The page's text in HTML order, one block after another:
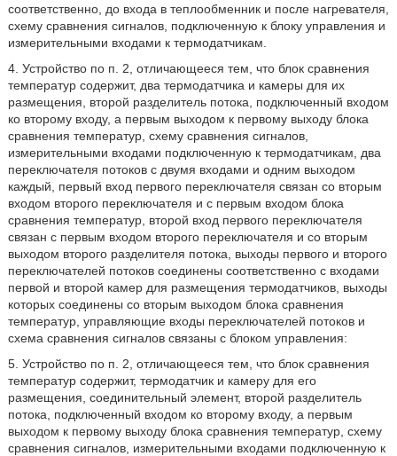
соответственно, до входа в теплообменник и после нагревателя,
схему сравнения сигналов, подключенную к блоку управления и
измерительными входами к термодатчикам.
4. Устройство по п. 2, отличающееся тем, что блок сравнения
температур содержит, два термодатчика и камеры для их
размещения, второй разделитель потока, подключенный входом
ко второму входу, а первым выходом к первому выходу блока
сравнения температур, схему сравнения сигналов,
измерительными входами подключенную к термодатчикам, два
переключателя потоков с двумя входами и одним выходом
каждый, первый вход первого переключателя связан со вторым
входом второго переключателя и с первым входом блока
сравнения температур, второй вход первого переключателя
связан с первым входом второго переключателя и со вторым
выходом второго разделителя потока, выходы первого и второго
переключателей потоков соединены соответственно с входами
первой и второй камер для размещения термодатчиков, выходы
которых соединены со вторым выходом блока сравнения
температур, управляющие входы переключателей потоков и
схема сравнения сигналов связаны с блоком управления:
5. Устройство по п. 2, отличающееся тем, что блок сравнения
температур содержит, термодатчик и камеру для его
размещения, соединительный элемент, второй разделитель
потока, подключенный входом ко второму входу, а первым
выходом к первому выходу блока сравнения температур, схему
сравнения сигналов, измерительными входами подключенную к